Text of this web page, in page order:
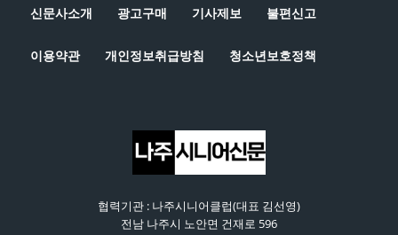
신문사소개 광고구매 기사제보 불편신고
이용약관 개인정보취급방침 청소년보호정책
협력기관 : 나주시니어클럽(대표 김선영)
전남 나주시 노안면 건재로 596